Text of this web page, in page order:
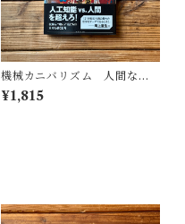
機械カニバリズム 人間なき
あとの人類学へ｜久保 明教
¥1,815